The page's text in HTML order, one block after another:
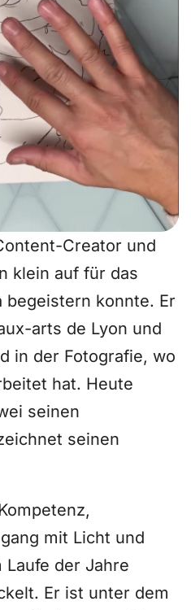
Creator und
klein auf für das
begeistern konnte. Er
arts de Lyon und
in der Fotografie, wo
hat. Heute
seinen
seinen
mit Licht und
Laufe der Jahre
Er ist unter dem